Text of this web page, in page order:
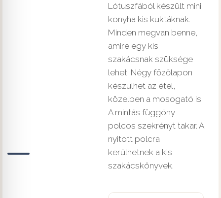
Lótuszfából készült mini
konyha kis kuktáknak.
Minden megvan benne,
amire egy kis
szakácsnak szüksége
lehet. Négy főzőlapon
készülhet az étel,
közelben a mosogató is.
A mintás függöny
polcos szekrényt takar. A
nyitott polcra
kerülhetnek a kis
szakácskönyvek.